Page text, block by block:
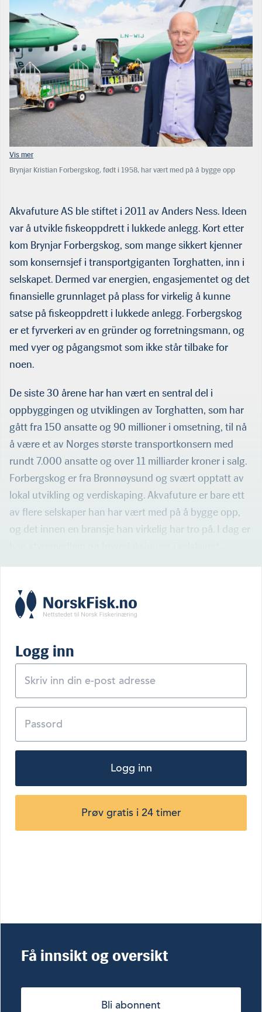
Brynjar Kristian Forbergskog, født i 1958, har vært med på å bygge opp
Akvafuture AS ble stiftet i 2011 av Anders Ness. Ideen
var å utvikle fiskeoppdrett i lukkede anlegg. Kort etter
kom Brynjar Forbergskog, som mange sikkert kjenner
som konsernsjef i trans­portgiganten Torghatten, inn i
selskapet. Dermed var energien, engasjementet og det
finansielle grunnlaget på plass for virkelig å kunne
satse på fiskeoppdrett i lukkede anlegg. Forbergskog
er et fyrverkeri av en gründer og forretningsmann, og
med vyer og pågangsmot som ikke står tilbake for
noen.
De siste 30 årene har han vært en sentral del i
oppbyggingen og utviklingen av Torghat­ten, som har
gått fra 150 ansatte og 90 millioner i omsetning, til nå
å være et av Norges største transportkonsern med
rundt 7.000 ansatte og over 11 milliarder kroner i salg.
Forbergskog er fra Brønnøysund og svært opptatt av
lokal utvikling og verdiskap­ing. Akvafuture er bare ett
av flere selskaper han har vært med på å bygge opp,
og det innen en bransje han virkelig har tro på. I dag er
Logg inn
Logg inn
Prøv gratis i 24 timer
Få innsikt og oversikt
Bli abonnent